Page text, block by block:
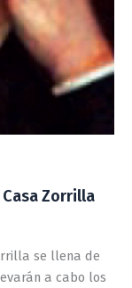
Zorrilla
se llena de
a cabo los